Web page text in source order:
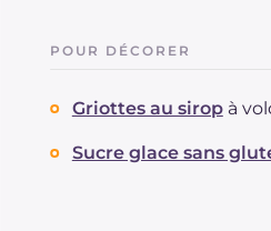
POUR DÉCORER
Griottes au sirop à
Sucre glace sans